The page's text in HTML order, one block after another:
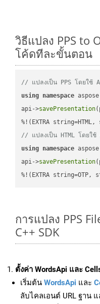
วิธีแปลง PPS to
โค้ดทีละขั้นตอน
// แปลงเป็น PPS โดยใช้
using namespace
api->savePresentation
// แปลงเป็น HTML โดยใ
using namespace
api->savePresentation
%!(EXTRA string=OTP,
การแปลง PPS
C++ SDK
ตั้งค่า WordsApi และ
เริ่มต้น WordsApi และ
ลับไคลเอนต์ URL ฐาน